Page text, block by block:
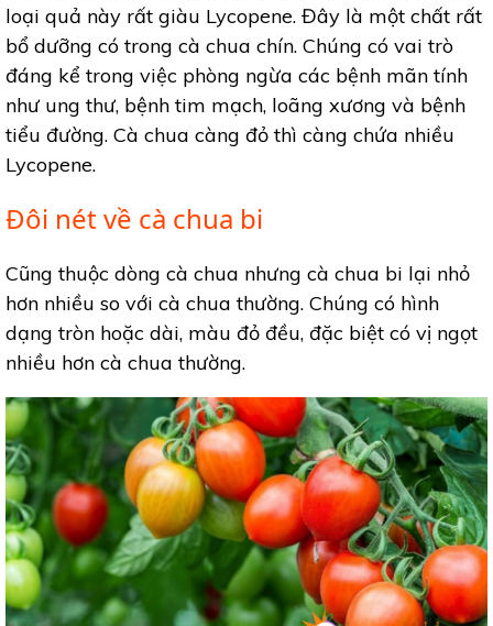
loại quả này rất giàu Lycopene. Đây là một chất rất
bổ dưỡng có trong cà chua chín. Chúng có vai trò
đáng kể trong việc phòng ngừa các bệnh mãn tính
như ung thư, bệnh tim mạch, loãng xương và bệnh
tiểu đường. Cà chua càng đỏ thì càng chứa nhiều
Lycopene.
Đôi nét về cà chua bi
Cũng thuộc dòng cà chua nhưng cà chua bi lại nhỏ
hơn nhiều so với cà chua thường. Chúng có hình
dạng tròn hoặc dài, màu đỏ đều, đặc biệt có vị ngọt
nhiều hơn cà chua thường.